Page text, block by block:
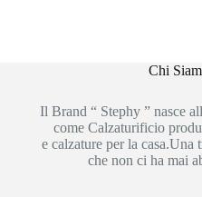
Chi
Il Brand “ Stephy ” nasce
come Calzaturificio
e calzature per la casa.Una
che non ci ha mai